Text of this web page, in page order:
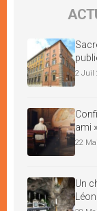
2 Juil
ami »
22
Un